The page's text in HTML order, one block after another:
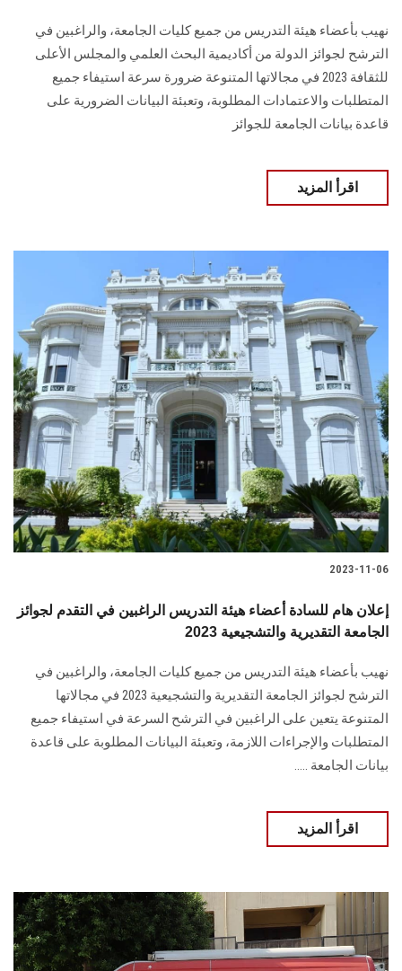
نهيب بأعضاء هيئة التدريس من جميع كليات الجامعة، والراغبين في
الترشح لجوائز الدولة من أكاديمية البحث العلمي والمجلس الأعلى
للثقافة 2023 في مجالاتها المتنوعة ضرورة سرعة استيفاء جميع
المتطلبات والاعتمادات المطلوبة، وتعبئة البيانات الضرورية على
قاعدة بيانات الجامعة للجوائز
اقرأ المزيد
2023-11-06
إعلان هام للسادة أعضاء هيئة التدريس الراغبين في التقدم لجوائز
الجامعة التقديرية والتشجيعية 2023
نهيب بأعضاء هيئة التدريس من جميع كليات الجامعة، والراغبين في
الترشح لجوائز الجامعة التقديرية والتشجيعية 2023 في مجالاتها
المتنوعة يتعين على الراغبين في الترشح السرعة في استيفاء جميع
المتطلبات والإجراءات اللازمة، وتعبئة البيانات المطلوبة على قاعدة
بيانات الجامعة .....
اقرأ المزيد